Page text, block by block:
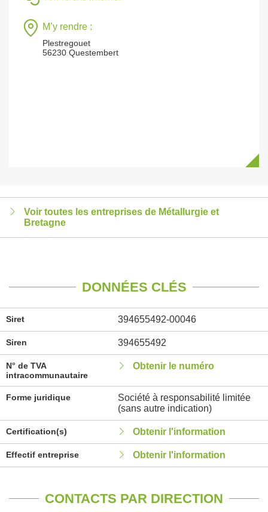
M’y rendre :
Plestregouet
56230 Questembert
Voir toutes les entreprises de Métallurgie et
Bretagne
DONNÉES CLÉS
Siret 394655492-00046
Siren 394655492
N° de TVA
intracommunautaire
Obtenir le numéro
Forme juridique
Société à responsabilité limitée
(sans autre indication)
Certification(s) Obtenir l'information
Effectif entreprise Obtenir l'information
CONTACTS PAR DIRECTION